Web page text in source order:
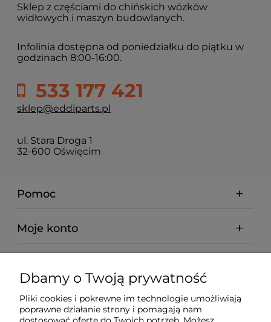
Sklep z częściami do chińskich wózków
widłowych i maszyn budowlanych.
Infolinia dostępna od poniedziałku do piątku w
godzinach 8:00-16:00.
533 177 421
sklep@eddiparts.pl
ul. Stara Droga 1
32-600 Oświęcim
Pomoc
Moje konto
Informacje
Dbamy o Twoją prywatność
Pliki cookies i pokrewne im technologie umożliwiają
poprawne działanie strony i pomagają nam